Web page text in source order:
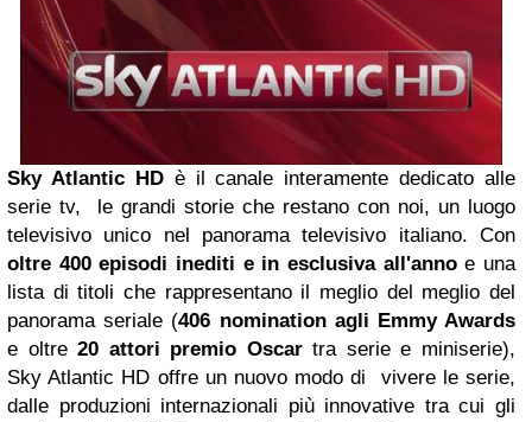
Sky Atlantic HDè il canale interamente dedicato alle
serie tv, le grandi storie che restano con noi, un luogo
televisivo unico nel panorama televisivo italiano. Con
oltre 400 episodi inediti e in esclusiva all'annoe una
lista di titoli che rappresentano il meglio del meglio del
panorama seriale (406 nomination agli Emmy Awards
e oltre20 attori premio Oscartra serie e miniserie),
Sky Atlantic HD offre un nuovo modo di vivere le serie,
dalle produzioni internazionali più innovative tra cui gli